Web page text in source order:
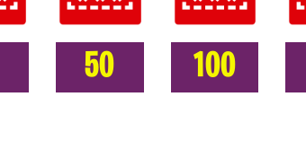
50 100